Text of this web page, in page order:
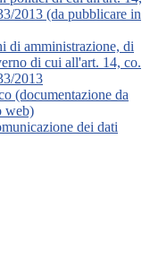
2013 (da pubblicare in
di amministrazione, di
di cui all'art. 14, co.
2013
(documentazione da
web)
dei dati